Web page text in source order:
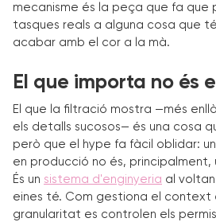
mecanisme és la peça que fa que
tasques reals a alguna cosa que
acabar amb el cor a la mà.
El que importa no és
El que la filtració mostra —més
els detalls sucosos— és una cosa
però que el hype fa fàcil oblidar:
en producció no és,
És un sistema d'enginyeria al
eines té. Com gestiona el context
granularitat es controlen els